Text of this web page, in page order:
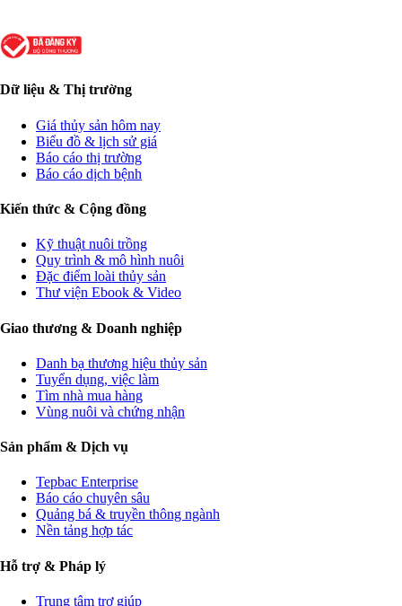
Dữ liệu & Thị trường
Giá thủy sản hôm nay
Biểu đồ & lịch sử giá
Báo cáo thị trường
Báo cáo dịch bệnh
Kiến thức & Cộng đồng
Kỹ thuật nuôi trồng
Quy trình & mô hình nuôi
Đặc điểm loài thủy sản
Thư viện Ebook & Video
Giao thương & Doanh nghiệp
Danh bạ thương hiệu thủy sản
Tuyển dụng, việc làm
Tìm nhà mua hàng
Vùng nuôi và chứng nhận
Sản phẩm & Dịch vụ
Tepbac Enterprise
Báo cáo chuyên sâu
Quảng bá & truyền thông ngành
Nền tảng hợp tác
Hỗ trợ & Pháp lý
Trung tâm trợ giúp